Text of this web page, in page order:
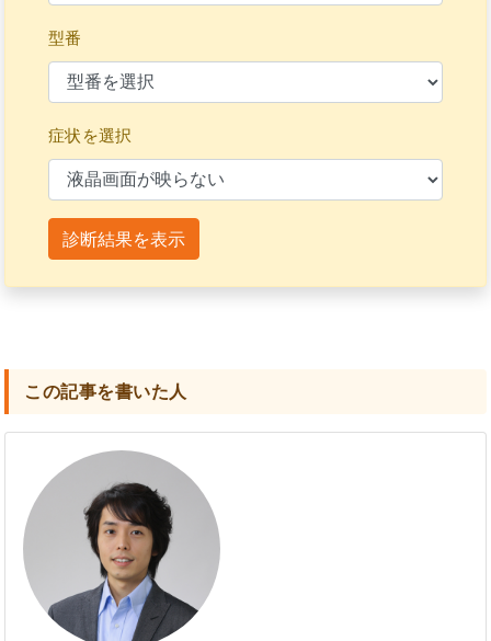
型番
症状を選択
診断結果を表示
この記事を書いた人